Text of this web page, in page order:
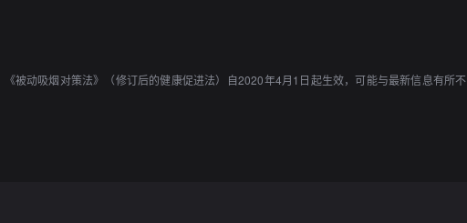
动吸烟对策法》（修订后的健康促进法）自2020年4月1日起生效，可能与最新信息有所